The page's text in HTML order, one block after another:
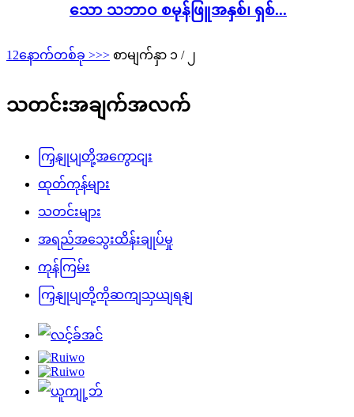
သော သဘာဝ စမုန်ဖြူအနှစ်၊ ရှစ်...
1 2နောက်တစ်ခု >>> စာမျက်နှာ ၁ / ၂
သတင်းအချက်အလက်
ကြှနျုပျတို့အကွောငျး
ထုတ်ကုန်များ
သတင်းများ
အရည်အသွေးထိန်းချုပ်မှု
ကုန်ကြမ်း
ကြှနျုပျတို့ကိုဆကျသှယျရနျ